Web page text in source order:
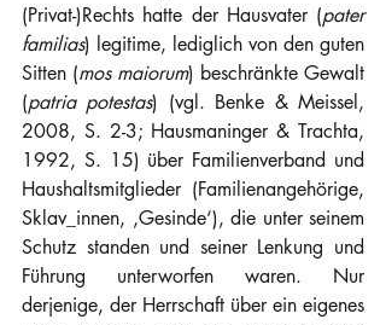
(Privat-)Rechts hatte der Hausvater (pater
familias) legitime, lediglich von den guten
Sitten (mos maiorum) beschränkte Gewalt
(patria potestas) (vgl. Benke & Meissel,
2008, S. 2-3; Hausmaninger & Trachta,
1992, S. 15) über Familienverband und
Haushaltsmitglieder (Familienangehörige,
Sklav_innen, ‚Gesinde‘), die unter seinem
Schutz standen und seiner Lenkung und
Führung unterworfen waren. Nur
derjenige, der Herrschaft über ein eigenes